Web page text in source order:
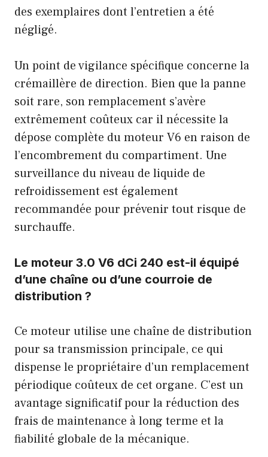
des exemplaires dont l’entretien a été
négligé.
Un point de vigilance spécifique concerne la
crémaillère de direction. Bien que la panne
soit rare, son remplacement s’avère
extrêmement coûteux car il nécessite la
dépose complète du moteur V6 en raison de
l’encombrement du compartiment. Une
surveillance du niveau de liquide de
refroidissement est également
recommandée pour prévenir tout risque de
surchauffe.
Le moteur 3.0 V6 dCi 240 est-il équipé
d’une chaîne ou d’une courroie de
distribution ?
Ce moteur utilise une chaîne de distribution
pour sa transmission principale, ce qui
dispense le propriétaire d’un remplacement
périodique coûteux de cet organe. C’est un
avantage significatif pour la réduction des
frais de maintenance à long terme et la
fiabilité globale de la mécanique.